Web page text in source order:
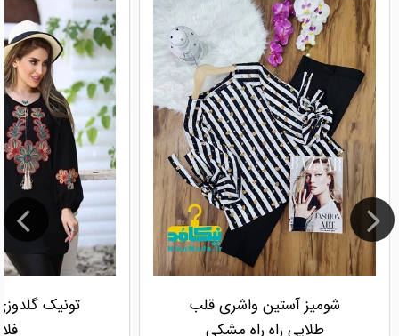
شومیز آستین واشری قلب
طلایی راه راه مشکی
تونیک